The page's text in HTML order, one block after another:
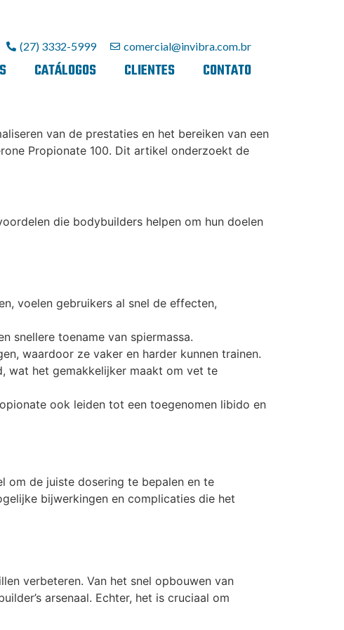
(27) 3332-5999 comercial@invibra.com.br
CATÁLOGOS CLIENTES CONTATO
van de prestaties en het bereiken van een
Propionate 100. Dit artikel onderzoekt de
die bodybuilders helpen om hun doelen
voelen gebruikers al snel de effecten,
snellere toename van spiermassa.
waardoor ze vaker en harder kunnen trainen.
wat het gemakkelijker maakt om vet te
ook leiden tot een toegenomen libido en
om de juiste dosering te bepalen en te
bijwerkingen en complicaties die het
verbeteren. Van het snel opbouwen van
arsenaal. Echter, het is cruciaal om